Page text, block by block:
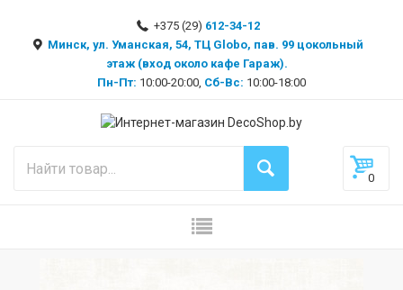
+375 (29) 612-34-12
Минск, ул. Уманская, 54, ТЦ Globo, пав. 99 цокольный
этаж (вход около кафе Гараж).
Пн-Пт: 10:00-20:00, Сб-Вс: 10:00-18:00
0